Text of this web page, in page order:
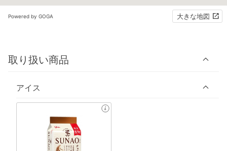
Powered by GOGA 大きな地図
取り扱い商品
アイス